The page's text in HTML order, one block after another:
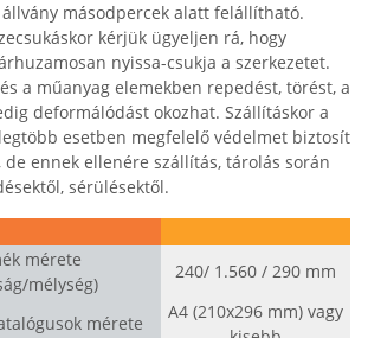
másodpercek alatt felállítható.
kérjük ügyeljen rá, hogy
nyissa-csukja a szerkezetet.
a műanyag elemekben repedést, törést, a
deformálódást okozhat. Szállításkor a
esetben megfelelő védelmet biztosít
de ennek ellenére szállítás, tárolás során
sérülésektől.
mérete
mélység)
240/ 1.560 / 290 mm
mérete
A4 (210x296 mm) vagy